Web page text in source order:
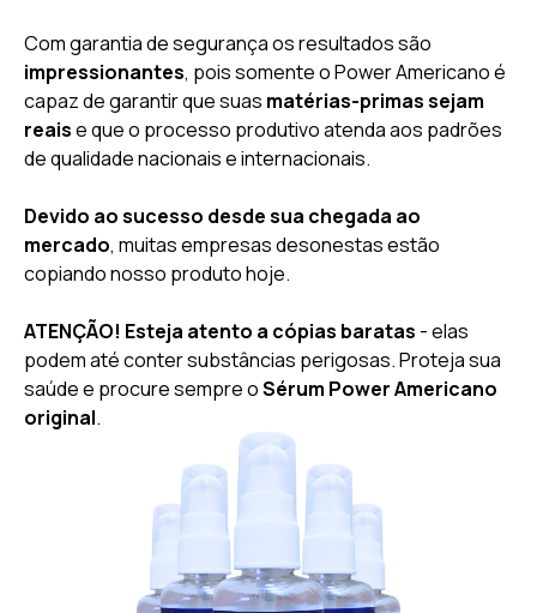
Com garantia de segurança os resultados são
impressionantes, pois somente o Power Americano é
capaz de garantir que suas matérias-primas sejam
reaise que o processo produtivo atenda aos padrões
de qualidade nacionais e internacionais.
Devido ao sucesso desde sua chegada ao
mercado, muitas empresas desonestas estão
copiando nosso produto hoje.
ATENÇÃO! Esteja atento a cópias baratas - elas
podem até conter substâncias perigosas. Proteja sua
saúde e procure sempre oSérum Power Americano
original.